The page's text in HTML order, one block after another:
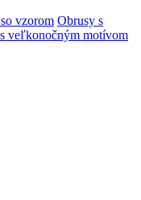
vzorom Obrusy s
veľkonočným motívom